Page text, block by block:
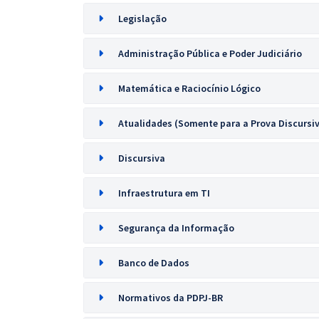
Legislação
Administração Pública e Poder Judiciário
Matemática e Raciocínio Lógico
Atualidades (Somente para a Prova
Discursiva
Infraestrutura em TI
Segurança da Informação
Banco de Dados
Normativos da PDPJ-BR